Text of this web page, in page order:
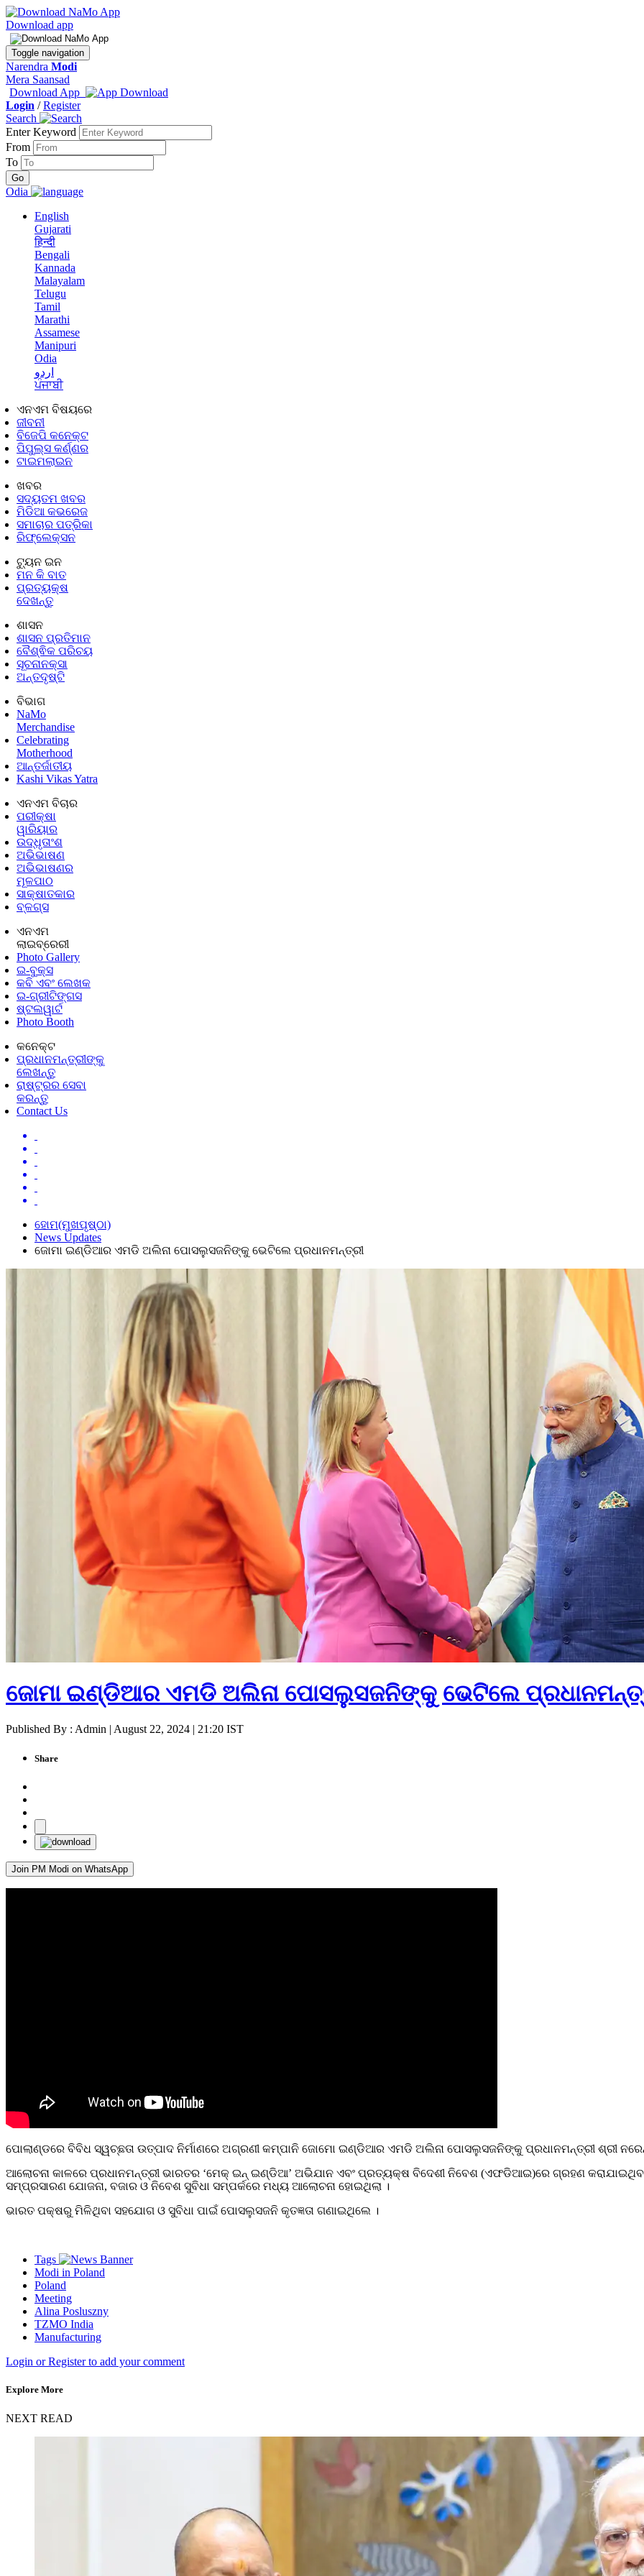
Download app
Toggle navigation
Narendra Modi
Mera Saansad
Download App
Login /Register
Search
Enter Keyword
From
To
Odia
English
Gujarati
हिन्दी
Bengali
Kannada
Malayalam
Telugu
Tamil
Marathi
Assamese
Manipuri
Odia
اردو
ਪੰਜਾਬੀ
ଏନଏମ ବିଷୟରେ
ଜୀବନୀ
ବିଜେପି କନେକ୍ଟ
ପିପୁଲ୍ସ କର୍ଣ୍ଣର
ଟାଇମଲାଇନ
ଖବର
ସଦ୍ୟତମ ଖବର
ମିଡିଆ କଭରେଜ
ସମାଚାର ପତ୍ରିକା
ରିଫ୍ଲେକ୍ସନ
ଟ୍ୟୁନ ଇନ
ମନ କି ବାତ
ପ୍ରତ୍ୟକ୍ଷ
ଦେଖନ୍ତୁ
ଶାସନ
ଶାସନ ପ୍ରତିମାନ
ବୈଶ୍ଵିକ ପରିଚୟ
ସୂଚନାନକ୍ସା
ଅନ୍ତଦୃଷ୍ଟି
ବିଭାଗ
NaMo
Merchandise
Celebrating
Motherhood
ଆନ୍ତର୍ଜାତୀୟ
Kashi Vikas Yatra
ଏନଏମ ବିଚାର
ପରୀକ୍ଷା
ୱାରିୟାର
ଉଦ୍ଧୃତାଂଶ
ଅଭିଭାଷଣ
ଅଭିଭାଷଣର
ମୂଳପାଠ
ସାକ୍ଷାତକାର
ବ୍ଳଗ୍ସ
ଏନଏମ
ଲାଇବ୍ରେରୀ
Photo Gallery
ଇ-ବୁକ୍ସ
କବି ଏବଂ ଲେଖକ
ଇ-ଗ୍ରୀଟିଙ୍ଗସ
ଷ୍ଟଲୱାର୍ଟ
Photo Booth
କନେକ୍ଟ
ପ୍ରଧାନମନ୍ତ୍ରୀଙ୍କୁ
ଲେଖନ୍ତୁ
ରାଷ୍ଟ୍ରର ସେବା
କରନ୍ତୁ
Contact Us
ହୋମ(ମୁଖପୃଷ୍ଠା)
News Updates
ଜୋମା ଇଣ୍ଡିଆର ଏମଡି ଅଲିନା ପୋସଲୁସଜନିଙ୍କୁ ଭେଟିଲେ ପ୍ରଧାନମନ୍ତ୍ରୀ
ଜୋମା ଇଣ୍ଡିଆର ଏମଡି ଅଲିନା ପୋସଲୁସଜନିଙ୍କୁ ଭେଟିଲେ
Published By : Admin | August 22, 2024 | 21:20 IST
Share
Join PM Modi on WhatsApp
ପୋଲାଣ୍ଡରେ ବିବିଧ ସ୍ୱଚ୍ଛତା ଉତ୍ପାଦ ନିର୍ମାଣରେ ଅଗ୍ରଣୀ କମ୍ପାନି ଜୋମୋ ଇଣ୍ଡିଆର ଏମଡି ଅଲିନା ପୋସଲୁସଜନିଙ୍କୁ ପ୍ରଧାନମନ୍ତ୍ରୀ ଶ୍ରୀ
ଆଲୋଚନା କାଳରେ ପ୍ରଧାନମନ୍ତ୍ରୀ ଭାରତର ‘ମେକ୍ ଇନ୍ ଇଣ୍ଡିଆ’ ଅଭିଯାନ ଏବଂ ପ୍ରତ୍ୟକ୍ଷ ବିଦେଶୀ ନିବେଶ (ଏଫଡିଆଇ)ରେ ଗ୍ରହଣ
ସମ୍ପ୍ରସାରଣ ଯୋଜନା, ବଜାର ଓ ନିବେଶ ସୁବିଧା ସମ୍ପର୍କରେ ମଧ୍ୟ ଆଲୋଚନା ହୋଇଥିଲା ।
ଭାରତ ପକ୍ଷରୁ ମିଳିଥିବା ସହଯୋଗ ଓ ସୁବିଧା ପାଇଁ ପୋସଲୁସଜନି କୃତଜ୍ଞତା ଗଣାଇଥିଲେ ।
Tags
Modi in Poland
Poland
Meeting
Alina Posluszny
TZMO India
Manufacturing
Login or Register to add your comment
Explore More
NEXT READ